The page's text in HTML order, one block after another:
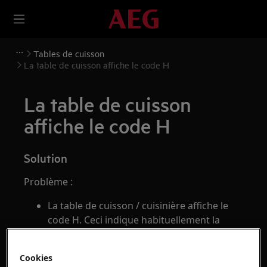
Tables de cuisson
La table de cuisson affiche le code H
La table de cuisson
affiche le code H
Solution
Problème :
La table de cuisson / cuisinière affiche le
code H. Ceci indique habituellement la
Cookies